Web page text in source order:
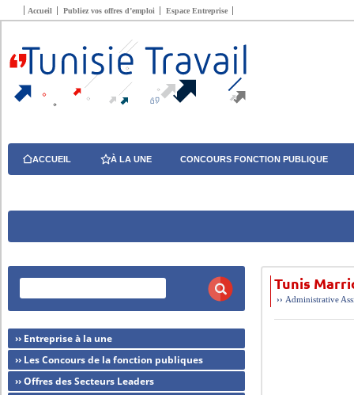
Accueil Publiez vos offres d’emploi Espace Entreprise
ACCUEIL À LA UNE CONCOURS FONCTION PUBLIQUE
Tunis
›› Administrative
›› Entreprise à la une
›› Les Concours de la fonction publiques
›› Offres des Secteurs Leaders